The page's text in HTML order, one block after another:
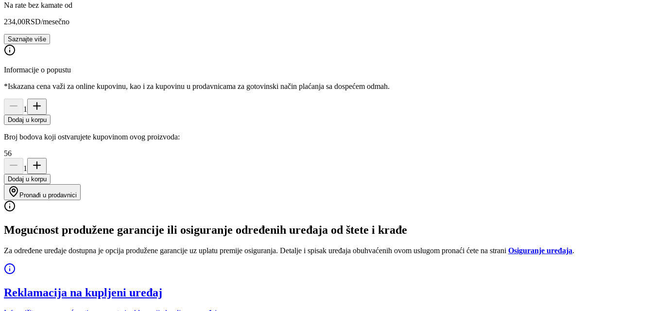
Na rate bez kamate od
234,00RSD/mesečno
Saznajte više
Informacije o popustu
*Iskazana cena važi za online kupovinu, kao i za kupovinu u prodavnicama za gotovinski način plaćanja sa dospećem odmah.
1
Dodaj u korpu
Broj bodova koji ostvarujete kupovinom ovog proizvoda:
56
1
Dodaj u korpu
Pronađi u prodavnici
Mogućnost produžene garancije ili osiguranje određenih uređaja od štete i krađe
Za određene uređaje dostupna je opcija produžene garancije uz uplatu premije osiguranja. Detalje i spisak uređaja obuhvaćenih ovom uslugom pronaći ćete na strani Osiguranje uređaja.
Reklamacija na kupljeni uređaj